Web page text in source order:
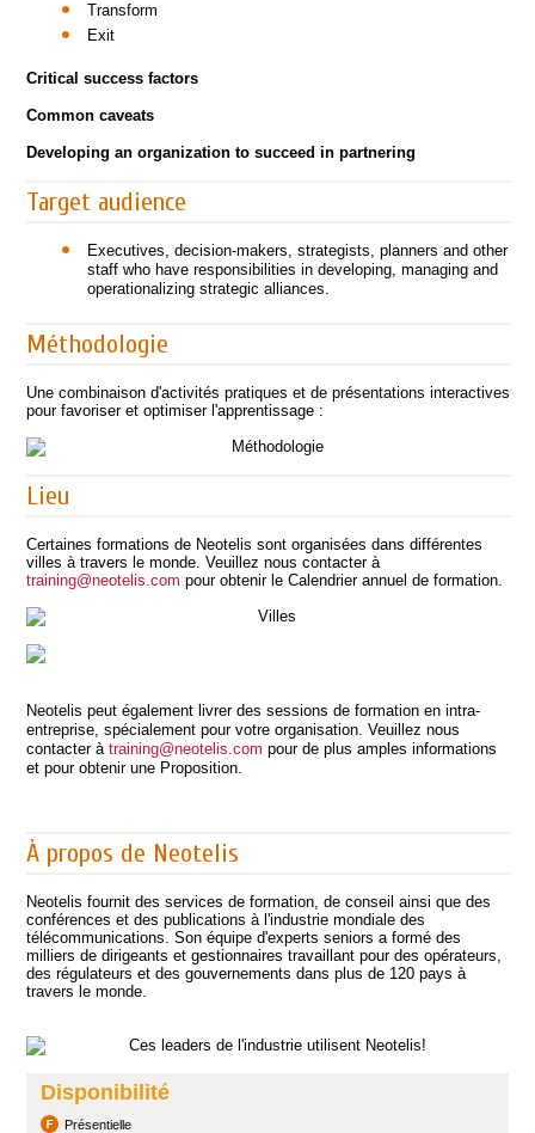
Transform
Exit
Critical success factors
Common caveats
Developing an organization to succeed in partnering
Target audience
Executives, decision-makers, strategists, planners and other
staff who have responsibilities in developing, managing and
operationalizing strategic alliances.
Méthodologie
Une combinaison d'activités pratiques et de présentations interactives
pour favoriser et optimiser l'apprentissage :
Lieu
Certaines formations de Neotelis sont organisées dans différentes
villes à travers le monde. Veuillez nous contacter à
training@neotelis.com pour obtenir le Calendrier annuel de formation.
Neotelis peut également livrer des sessions de formation en intra-
entreprise, spécialement pour votre organisation. Veuillez nous
contacter à training@neotelis.com pour de plus amples informations
et pour obtenir une Proposition.
À propos de Neotelis
Neotelis fournit des services de formation, de conseil ainsi que des
conférences et des publications à l'industrie mondiale des
télécommunications. Son équipe d'experts seniors a formé des
milliers de dirigeants et gestionnaires travaillant pour des opérateurs,
des régulateurs et des gouvernements dans plus de 120 pays à
travers le monde.
Disponibilité
Présentielle